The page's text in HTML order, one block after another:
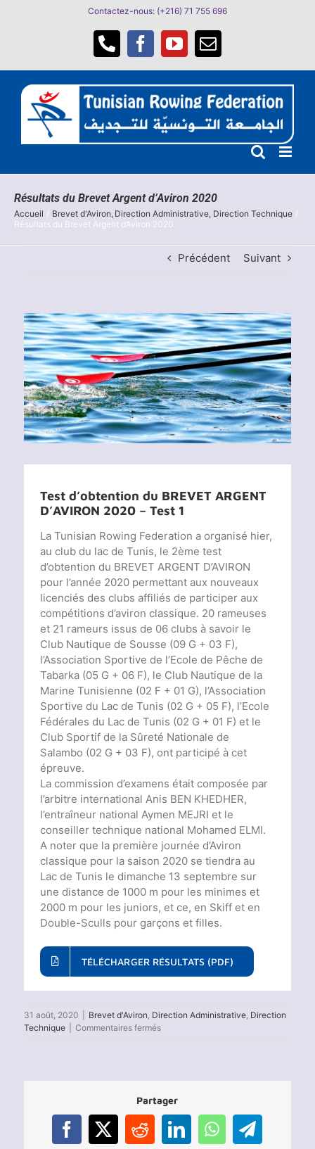
Contactez-nous: (+216) 71 755 696
Téléphone
Facebook
YouTube
Email
Résultats du Brevet Argent d’Aviron 2020
Accueil Brevet d'Aviron Direction Administrative Direction Technique
Résultats du Brevet Argent d’Aviron 2020
Précédent Suivant
Voir
l'image
agrandie
Test d’obtention du BREVET ARGENT
D’AVIRON 2020 – Test 1
La Tunisian Rowing Federation a organisé hier,
au club du lac de Tunis, le 2ème test
d’obtention du BREVET ARGENT D’AVIRON
pour l’année 2020 permettant aux nouveaux
licenciés des clubs affiliés de participer aux
compétitions d’aviron classique. 20 rameuses
et 21 rameurs issus de 06 clubs à savoir le
Club Nautique de Sousse (09 G + 03 F),
l’Association Sportive de l’Ecole de Pêche de
Tabarka (05 G + 06 F), le Club Nautique de la
Marine Tunisienne (02 F + 01 G), l’Association
Sportivedu Lac de Tunis (02 G + 05 F), l’Ecole
Fédérales du Lac de Tunis (02 G + 01 F) et le
Club Sportif de la Sûreté Nationale de
Salambo (02 G + 03 F), ont participé à cet
épreuve.
La commission d’examens était composée par
l’arbitre international Anis BEN KHEDHER,
l’entraîneur national Aymen MEJRI et le
conseiller technique national Mohamed ELMI.
A noter que la première journée d’Aviron
classique pour la saison 2020 se tiendra au
Lac de Tunis le dimanche 13 septembre sur
une distance de 1000 m pour les minimes et
2000 m pour les juniors, et ce, en Skiff et en
Double-Sculls pour garçons et filles.
TÉLÉCHARGER RÉSULTATS (PDF)
31 août, 2020 Brevet d'Aviron Direction Administrative, Direction
Technique
Commentaires ferméssur
2020
Partager
Facebook
X RedditLinkedInWhatsAppTelegram